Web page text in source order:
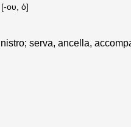
[-ου, ὁ]
serva, ancella,